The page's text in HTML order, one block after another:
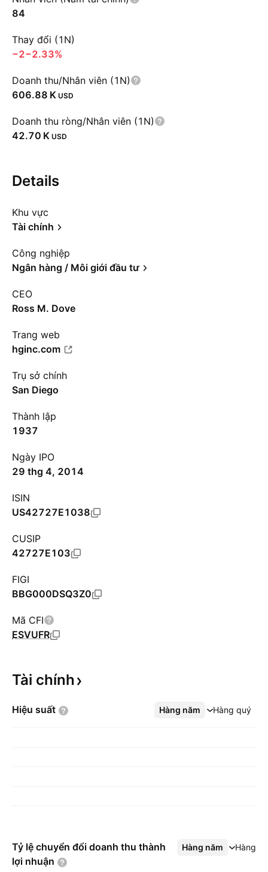
84
Thay đổi (1N)
−2−2.33%
Doanh thu/Nhân viên (1N)
‪606.88 K‬ USD
Doanh thu ròng/Nhân viên (1N)
‪42.70 K‬ USD
Details
Khu vực
Tài chính
Công nghiệp
Ngân hàng / Môi giới đầu tư
CEO
Ross M. Dove
Trang web
hginc.com
Trụ sở chính
San Diego
Thành lập
1937
Ngày IPO
29 thg 4, 2014
ISIN
US42727E1038
CUSIP
42727E103
FIGI
BBG000DSQ3Z0
Mã CFI
ESVUFR
Tài chính
Hiệu suất Hàng năm Hàng quý
Xem thêm
Tỷ lệ chuyển đổi doanh thu thành
lợi nhuận
Hàng năm Hàng
Xem thêm